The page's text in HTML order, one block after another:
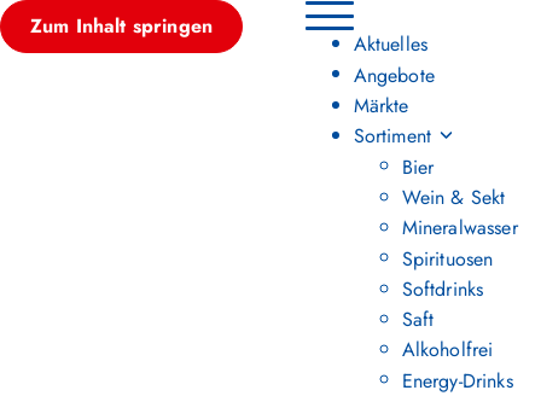
Zum Inhalt springen
Hauptmenü umschalten
Aktuelles
Angebote
Märkte
Sortiment
Bier
Wein & Sekt
Mineralwasser
Spirituosen
Softdrinks
Saft
Alkoholfrei
Energy-Drinks